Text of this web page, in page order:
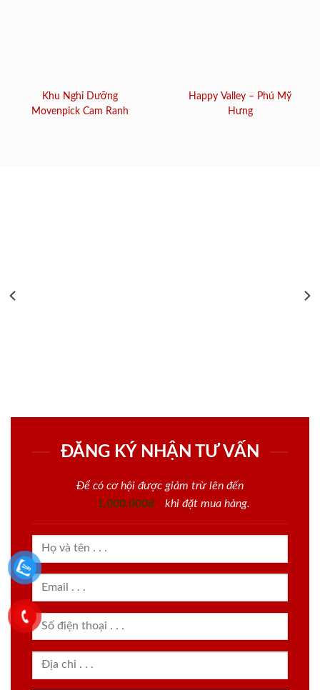
Khu Nghỉ Dưỡng
Movenpick Cam Ranh
Happy Valley – Phú Mỹ
Hưng
ĐĂNG KÝ NHẬN TƯ VẤN
Để có cơ hội được giảm trừ lên đến
1.000.000đ
khi đặt mua hàng.